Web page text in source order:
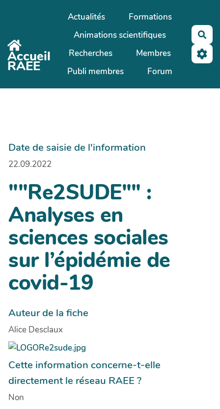
Aller au contenu principal
Accueil
RAEE
Actualités
Formations
Animations scientifiques
Recherches
Membres
Publi membres
Forum
Date de saisie de l'information
22.09.2022
""Re2SUDE"" :
Analyses en
sciences sociales
sur l’épidémie de
covid-19
Auteur de la fiche
Alice Desclaux
Cette information concerne-t-elle
directement le réseau RAEE ?
Non